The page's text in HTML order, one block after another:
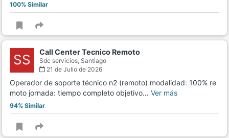
100% Similar
SS Call Center Tecnico Remoto
Sdc servicios, Santiago
21 de Julio de 2026
Operador de soporte técnico n2 (remoto) modalidad: 100% re
moto jornada: tiempo completo objetivo… Ver más
94% Similar